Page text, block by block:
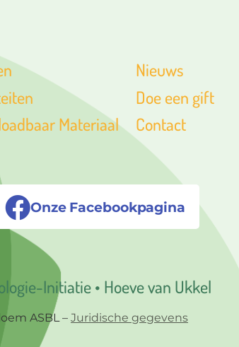
Materiaal
Nieuws
Doe een gift
Contact
Onze Facebookpagina
Initiatie • Hoeve van Ukkel
ASBL – Juridische gegevens